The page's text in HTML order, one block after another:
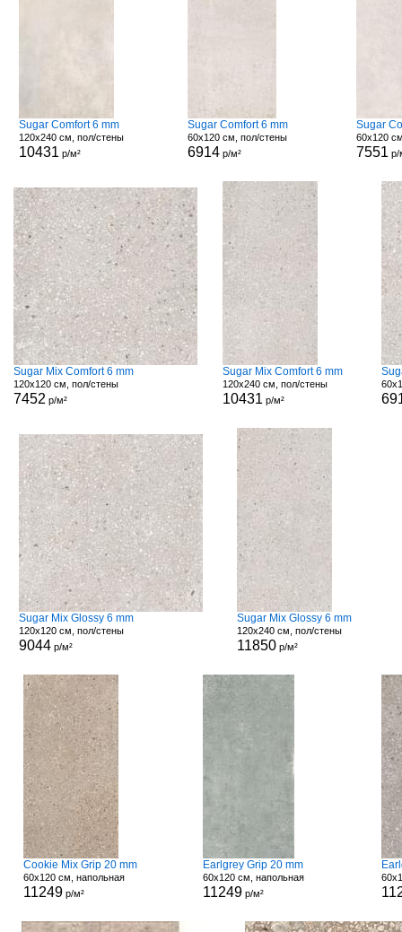
Sugar Comfort 6 mm
120x240 см, пол/стены
10431 р/м²
Sugar Comfort 6 mm
60x120 см, пол/стены
6914 р/м²
Sugar
60x120
7551 р/
Sugar Mix Comfort 6 mm
120x120 см, пол/стены
7452 р/м²
Sugar Mix Comfort 6 mm
120x240 см, пол/стены
10431 р/м²
Sugar Mix Glossy 6 mm
120x120 см, пол/стены
9044р/м²
Sugar Mix Glossy 6 mm
120x240 см, пол/стены
11850 р/м²
Cookie Mix Grip 20 mm
60x120 см, напольная
11249 р/м²
Earlgrey Grip 20 mm
60x120 см, напольная
11249р/м²